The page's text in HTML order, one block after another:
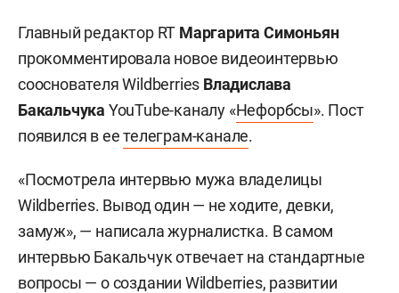
Главный редактор RT Маргарита Симоньян
прокомментировала новое видеоинтервью
сооснователя Wildberries Владислава
Бакальчука YouTube-каналу «Нефорбсы». Пост
появился в еетелеграм-канале.
«Посмотрела интервью мужа владелицы
Wildberries. Вывод один — не ходите, девки,
замуж», — написала журналистка. В самом
интервью Бакальчук отвечает на стандартные
вопросы — о создании Wildberries, развитии